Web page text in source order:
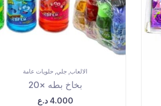
الالعاب, جلي, حلويات عامة
بخاخ بطه ×20
4.000 د.ع